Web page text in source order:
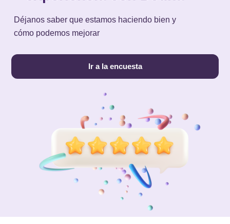
Déjanos saber que estamos haciendo bien y
cómo podemos mejorar
Ir a la encuesta